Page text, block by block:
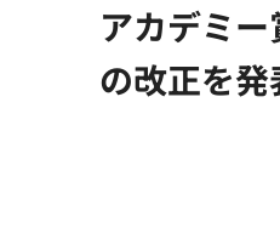
アカデミ
の改正を